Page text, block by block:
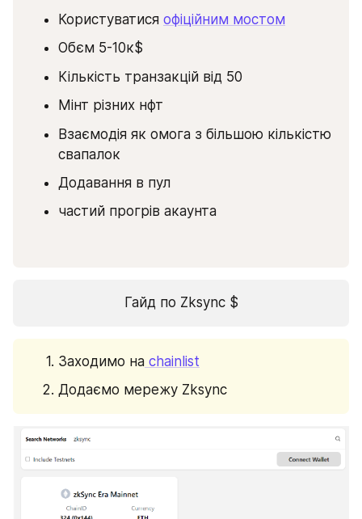
Користуватися офіційним мостом
Обєм 5-10к$
Кількість транзакцій від 50
Мінт різних нфт
Взаємодія як омога з більшою кількістю
свапалок
Додавання в пул
частий прогрів акаунта
Гайд по Zksync $
Заходимо на chainlist
Додаємо мережу Zksync